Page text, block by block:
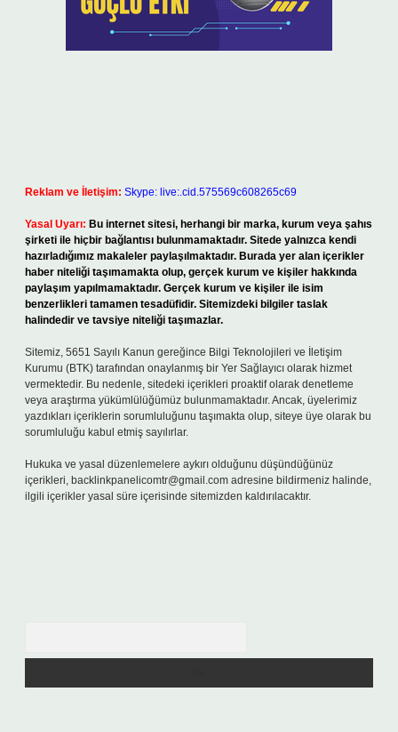
Reklam ve İletişim: Skype: live:.cid.575569c608265c69
Yasal Uyarı: Bu internet sitesi, herhangi bir marka, kurum veya şahıs
şirketi ile hiçbir bağlantısı bulunmamaktadır. Sitede yalnızca kendi
hazırladığımız makaleler paylaşılmaktadır. Burada yer alan içerikler
haber niteliği taşımamakta olup, gerçek kurum ve kişiler hakkında
paylaşım yapılmamaktadır. Gerçek kurum ve kişiler ile isim
benzerlikleri tamamen tesadüfidir. Sitemizdeki bilgiler taslak
halindedir ve tavsiye niteliği taşımazlar.
Sitemiz, 5651 Sayılı Kanun gereğince Bilgi Teknolojileri ve İletişim
Kurumu (BTK) tarafından onaylanmış bir Yer Sağlayıcı olarak hizmet
vermektedir. Bu nedenle, sitedeki içerikleri proaktif olarak denetleme
veya araştırma yükümlülüğümüz bulunmamaktadır. Ancak, üyelerimiz
yazdıkları içeriklerin sorumluluğunu taşımakta olup, siteye üye olarak bu
sorumluluğu kabul etmiş sayılırlar.
Hukuka ve yasal düzenlemelere aykırı olduğunu düşündüğünüz
içerikleri, backlinkpanelicomtr@gmail.com adresine bildirmeniz halinde,
ilgili içerikler yasal süre içerisinde sitemizden kaldırılacaktır.